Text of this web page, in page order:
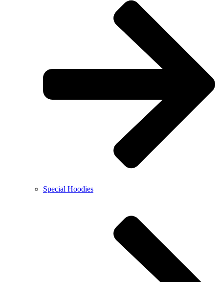
Special Hoodies